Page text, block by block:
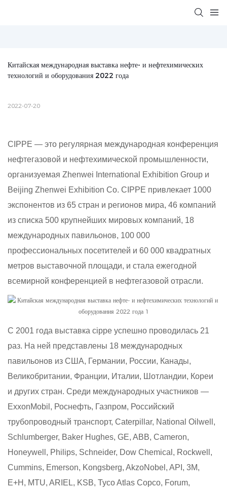
Китайская международная выставка нефте- и нефтехимических
технологий и оборудования 2022 года
2022-07-20
CIPPE — это регулярная международная конференция
нефтегазовой и нефтехимической промышленности,
организуемая Zhenwei International Exhibition Group и
Beijing Zhenwei Exhibition Co. CIPPE привлекает 1000
экспонентов из 65 стран и регионов мира, 46 компаний
из списка 500 крупнейших мировых компаний, 18
международных павильонов, 100 000
профессиональных посетителей и 60 000 квадратных
метров выставочной площади, и стала ежегодной
всемирной конференцией в нефтегазовой отрасли.
С 2001 года выставка cippe успешно проводилась 21
раз. На ней представлены 18 международных
павильонов из США, Германии, России, Канады,
Великобритании, Франции, Италии, Шотландии, Кореи
и других стран. Среди международных участников —
ExxonMobil, Роснефть, Газпром, Российский
трубопроводный транспорт, Caterpillar, National Oilwell,
Schlumberger, Baker Hughes, GE, ABB, Cameron,
Honeywell, Philips, Schneider, Dow Chemical, Rockwell,
Cummins, Emerson, Kongsberg, AkzoNobel, API, 3M,
E+H, MTU, ARIEL, KSB, Tyco Atlas Copco, Forum,